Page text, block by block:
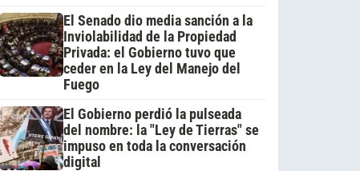
El Senado dio media sanción a la
Inviolabilidad de la Propiedad
Privada: el Gobierno tuvo que
ceder en la Ley del Manejo del
Fuego
El Gobierno perdió la pulseada
del nombre: la "Ley de Tierras" se
impuso en toda la conversación
digital